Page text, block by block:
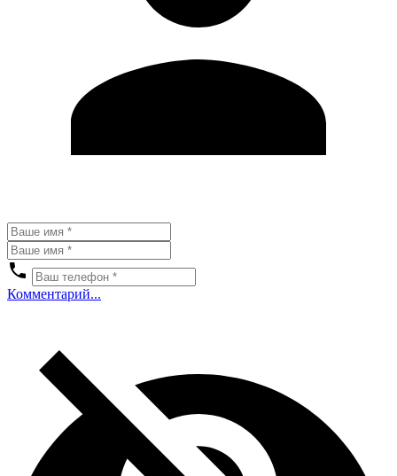
Комментарий...